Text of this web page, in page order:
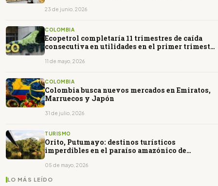
23 de junio, 2026
COLOMBIA
Ecopetrol completaría 11 trimestres de caída
consecutiva en utilidades en el primer trimestre
11 de mayo, 2026
COLOMBIA
Colombia busca nuevos mercados en Emiratos,
Marruecos y Japón
31 de julio, 2026
TURISMO
Orito, Putumayo: destinos turísticos
imperdibles en el paraíso amazónico de
05 de mayo, 2026
LO MÁS LEÍDO